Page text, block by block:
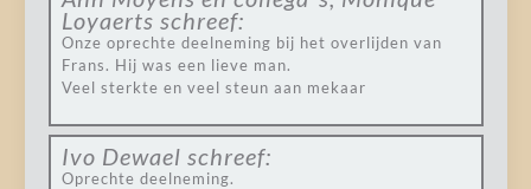
Loyaerts schreef:
Onze oprechte deelneming bij het overlijden van
Frans. Hij was een lieve man.
Veel sterkte en veel steun aan mekaar
Ivo Dewael schreef:
Oprechte deelneming.